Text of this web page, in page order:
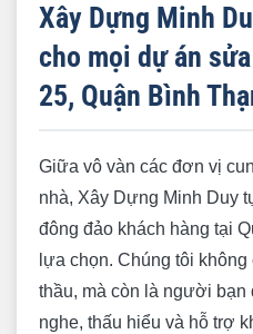
Xây Dựng Minh
cho mọi dự án
25, Quận Bình
Giữa vô vàn các đơn vị
nhà, Xây Dựng Minh Duy
đông đảo khách hàng tại
lựa chọn. Chúng tôi
thầu, mà còn là người bạn
nghe, thấu hiểu và hỗ trợ